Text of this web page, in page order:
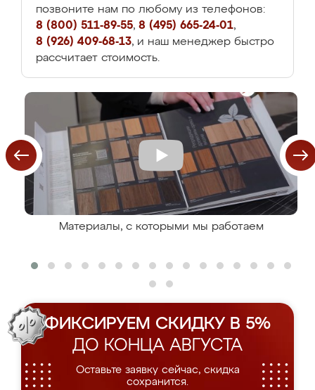
позвоните нам по любому из телефонов:
8 (800) 511-89-55, 8 (495) 665-24-01,
8 (926) 409-68-13, и наш менеджер быстро
рассчитает стоимость.
Материалы, с которыми мы работаем
ФИКСИРУЕМ СКИДКУ В 5%
ДО КОНЦА АВГУСТА
Оставьте заявку сейчас, скидка
сохранится.